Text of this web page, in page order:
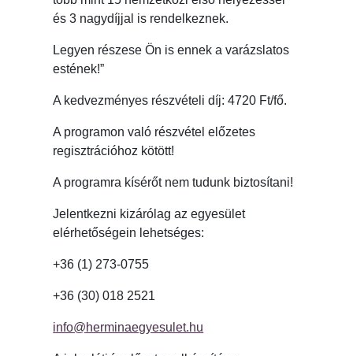
és 3 nagydíjjal is rendelkeznek.
Legyen részese Ön is ennek a varázslatos
estének!”
A kedvezményes részvételi díj: 4720 Ft/fő.
A programon való részvétel előzetes
regisztrációhoz kötött!
A programra kísérőt nem tudunk biztosítani!
Jelentkezni kizárólag az egyesület
elérhetőségein lehetséges:
+36 (1) 273-0755
+36 (30) 018 2521
info@herminaegyesulet.hu